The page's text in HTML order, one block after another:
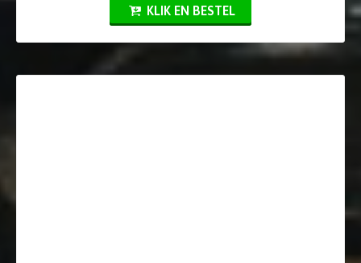
KLIK EN BESTEL